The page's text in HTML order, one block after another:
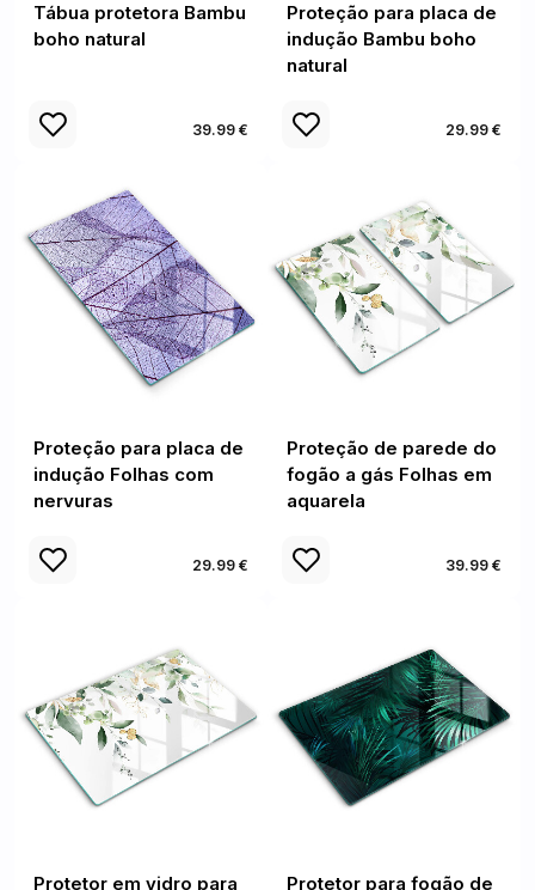
Tábua protetora Bambu
boho natural
39.99 €
Proteção para placa de
indução Bambu boho
natural
29.99 €
Proteção para placa de
indução Folhas com
nervuras
29.99 €
Proteção de parede do
fogão a gás Folhas em
aquarela
39.99 €
Protetor em vidro para Protetor para fogão de